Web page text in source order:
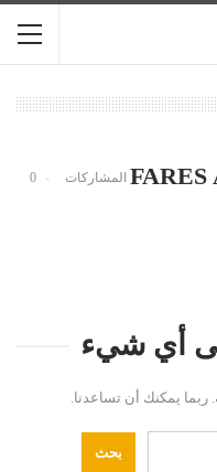
0
أي شيء
ربما يمكنك أن تساعدنا.